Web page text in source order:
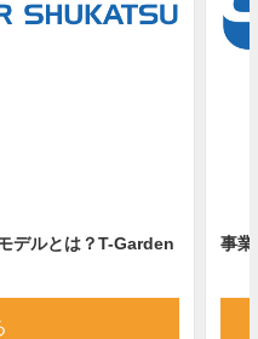
デルとは？T-Garden
事業